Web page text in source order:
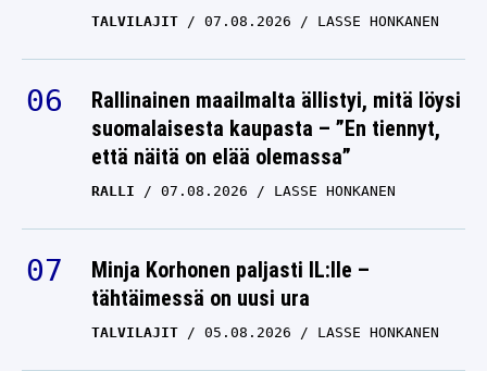
TALVILAJIT 07.08.2026 LASSE HONKANEN
Rallinainen maailmalta ällistyi, mitä löysi
suomalaisesta kaupasta – ”En tiennyt,
että näitä on elää olemassa”
RALLI 07.08.2026 LASSE HONKANEN
Minja Korhonen paljasti IL:lle –
tähtäimessä on uusi ura
TALVILAJIT 05.08.2026 LASSE HONKANEN